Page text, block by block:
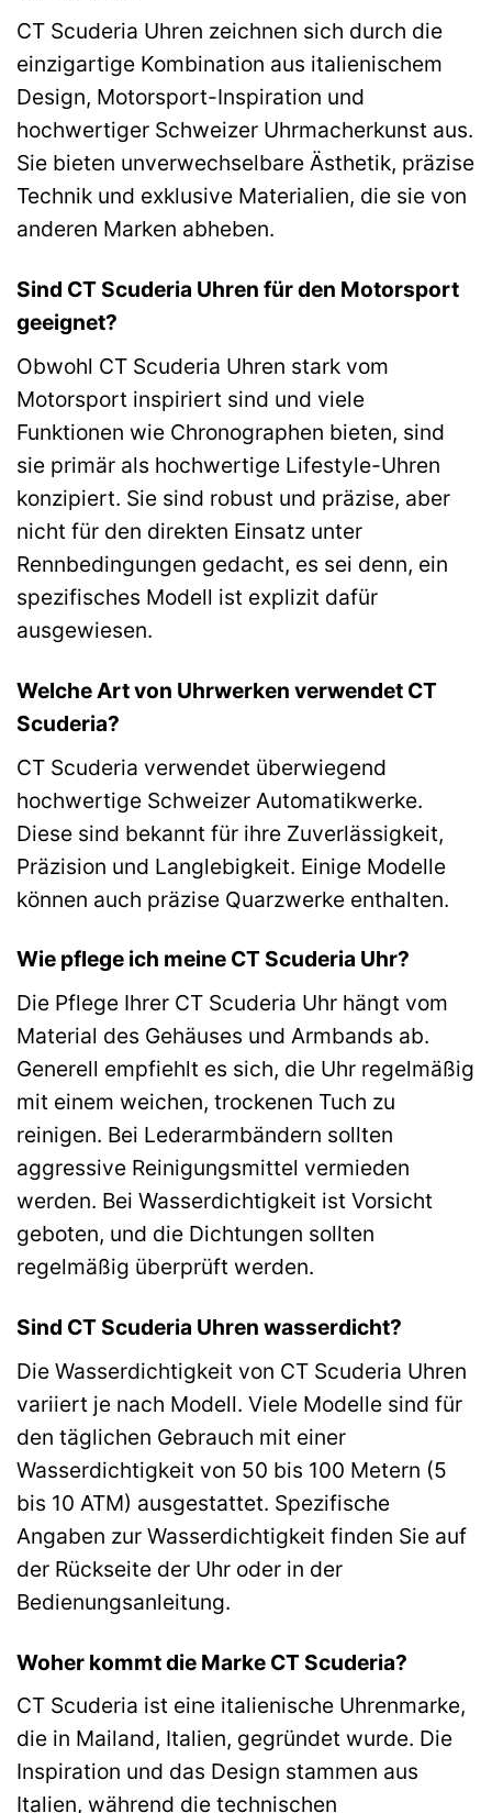
CT Scuderia Uhren zeichnen sich durch die
einzigartige Kombination aus italienischem
Design, Motorsport-Inspiration und
hochwertiger Schweizer Uhrmacherkunst aus.
Sie bieten unverwechselbare Ästhetik, präzise
Technik und exklusive Materialien, die sie von
anderen Marken abheben.
Sind CT Scuderia Uhren für den Motorsport
geeignet?
Obwohl CT Scuderia Uhren stark vom
Motorsport inspiriert sind und viele
Funktionen wie Chronographen bieten, sind
sie primär als hochwertige Lifestyle-Uhren
konzipiert. Sie sind robust und präzise, aber
nicht für den direkten Einsatz unter
Rennbedingungen gedacht, es sei denn, ein
spezifisches Modell ist explizit dafür
ausgewiesen.
Welche Art von Uhrwerken verwendet CT
Scuderia?
CT Scuderia verwendet überwiegend
hochwertige Schweizer Automatikwerke.
Diese sind bekannt für ihre Zuverlässigkeit,
Präzision und Langlebigkeit. Einige Modelle
können auch präzise Quarzwerke enthalten.
Wie pflege ich meine CT Scuderia Uhr?
Die Pflege Ihrer CT Scuderia Uhr hängt vom
Material des Gehäuses und Armbands ab.
Generell empfiehlt es sich, die Uhr regelmäßig
mit einem weichen, trockenen Tuch zu
reinigen. Bei Lederarmbändern sollten
aggressive Reinigungsmittel vermieden
werden. Bei Wasserdichtigkeit ist Vorsicht
geboten, und die Dichtungen sollten
regelmäßig überprüft werden.
Sind CT Scuderia Uhren wasserdicht?
Die Wasserdichtigkeit von CT Scuderia Uhren
variiert je nach Modell. Viele Modelle sind für
den täglichen Gebrauch mit einer
Wasserdichtigkeit von 50 bis 100 Metern (5
bis 10 ATM) ausgestattet. Spezifische
Angaben zur Wasserdichtigkeit finden Sie auf
der Rückseite der Uhr oder in der
Bedienungsanleitung.
Woher kommt die Marke CT Scuderia?
CT Scuderia ist eine italienische Uhrenmarke,
die in Mailand, Italien, gegründet wurde. Die
Inspiration und das Design stammen aus
Italien, während die technischen